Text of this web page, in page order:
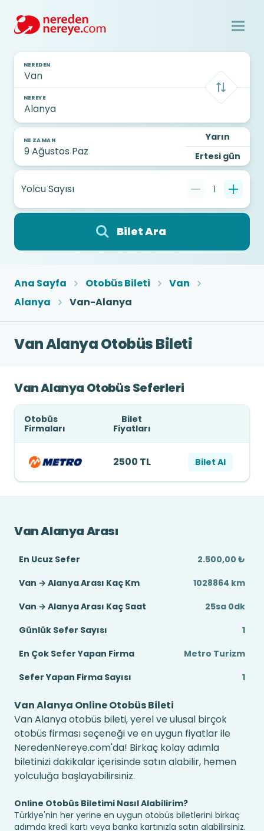
NEREDEN
NEREYE
NE ZAMAN
Yarın
Ertesi gün
Yolcu Sayısı 1
Bilet Ara
Ana Sayfa Otobüs Bileti
Van
Alanya
Van-Alanya
Van Alanya Otobüs Bileti
Van Alanya Otobüs Seferleri
Otobüs
Firmaları
Bilet
Fiyatları
2500 TL Bilet Al
Van Alanya Arası
En Ucuz Sefer
2.500,00 ₺
Van → Alanya Arası Kaç Km
1028864 km
Van → Alanya Arası Kaç Saat
25sa 0dk
Günlük Sefer Sayısı
1
En Çok Sefer Yapan Firma
Metro Turizm
Sefer Yapan Firma Sayısı
1
Van Alanya Online Otobüs Bileti
Van Alanya otobüs bileti, yerel ve ulusal birçok
otobüs firması seçeneği ve en uygun fiyatlar ile
NeredenNereye.com'da! Birkaç kolay adımla
biletinizi dakikalar içerisinde satın alabilir, hemen
yolculuğa başlayabilirsiniz.
Online Otobüs Biletimi Nasıl Alabilirim?
Türkiye'nin her yerine en uygun otobüs biletlerini birkaç
adımda kredi kartı veya banka kartınızla satın alabilirsiniz.